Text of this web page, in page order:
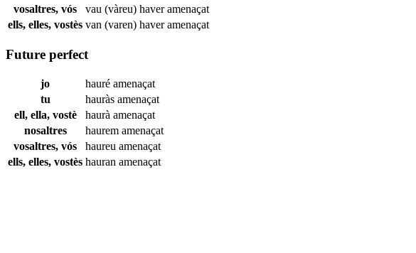
vosaltres, vós
vau (vàreu) haveramenaçat
ells, elles, vostès van (varen) haveramenaçat
Future perfect
jo hauré amenaçat
tu
hauràs amenaçat
ell, ella, vostè
haurà amenaçat
nosaltres
haurem amenaçat
vosaltres, vós
haureu amenaçat
ells, elles, vostès hauran amenaçat